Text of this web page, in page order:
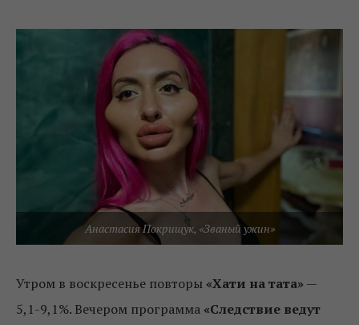
Анастасия Покрищук, «Званый ужин»
Утром в воскресенье повторы «Хати на тата»—
5,1-9,1%. Вечером программа «Следствие ведут